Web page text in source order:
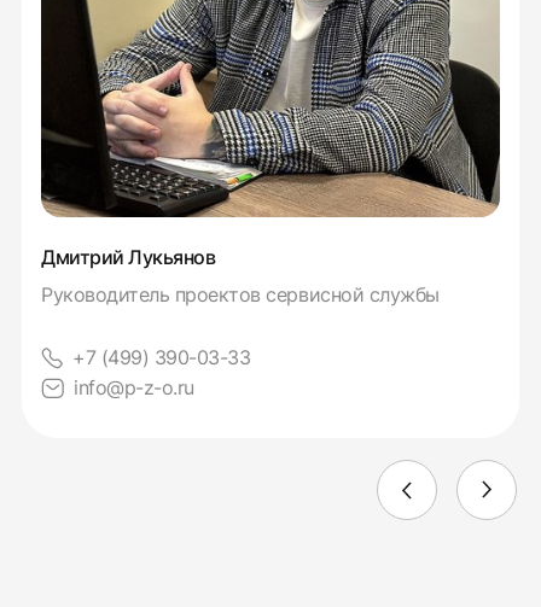
Дмитрий Лукьянов
Руководитель проектов сервисной службы
+7 (499) 390-03-33
info@p-z-o.ru